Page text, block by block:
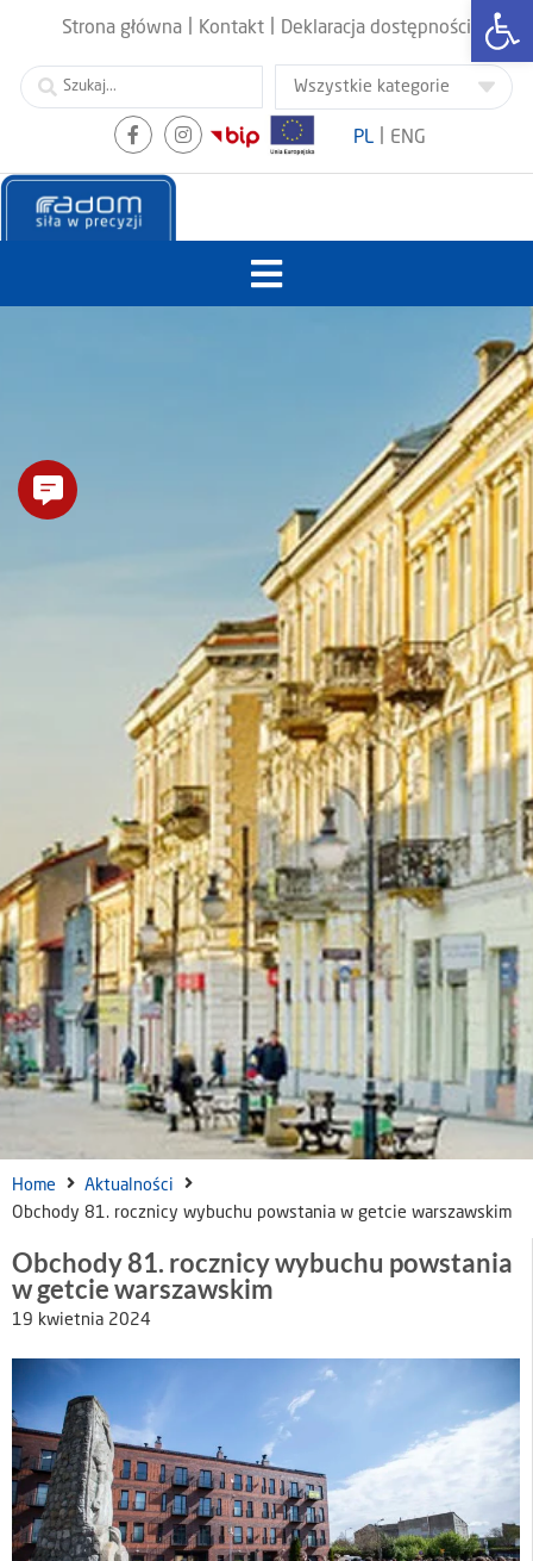
Strona główna Kontakt Deklaracja dostępności
PL ENG
Home
Aktualności
Obchody 81. rocznicy wybuchu powstania w getcie warszawskim
Obchody 81. rocznicy wybuchu powstania
w getcie warszawskim
19 kwietnia 2024